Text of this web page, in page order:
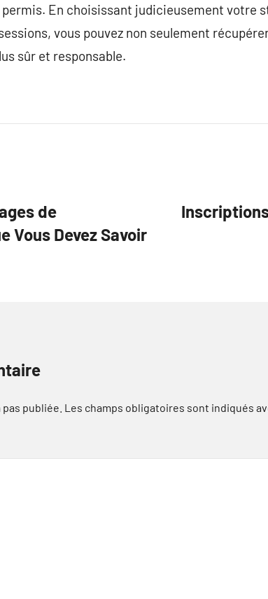
En choisissant judicieusement votre
vous pouvez non seulement
sûr et responsable.
de
Vous Devez Savoir
publiée. Les champs obligatoires sont indiqués